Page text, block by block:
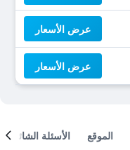
عرض الأسعار
عرض الأسعار
الموقع الأسئلة الشائعة